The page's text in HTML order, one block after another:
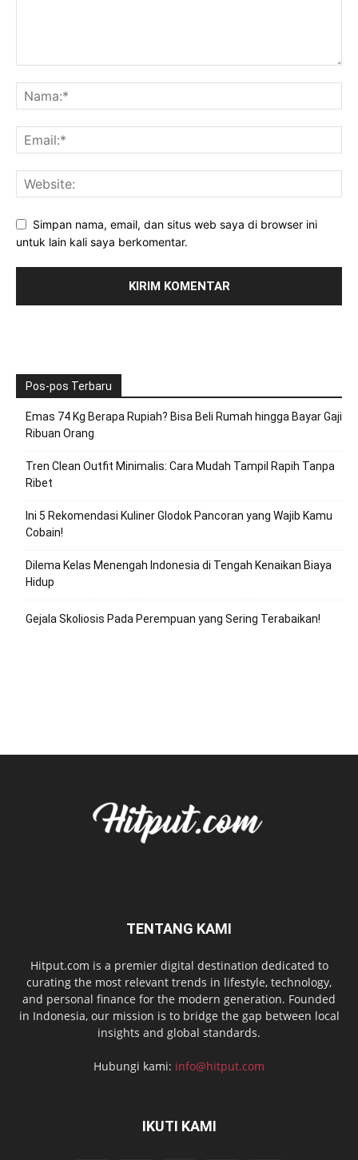
Simpan nama, email, dan situs web saya di browser ini
untuk lain kali saya berkomentar.
Pos-pos Terbaru
Emas 74 Kg Berapa Rupiah? Bisa Beli Rumah hingga Bayar Gaji
Ribuan Orang
Tren Clean Outfit Minimalis: Cara Mudah Tampil Rapih Tanpa
Ribet
Ini 5 Rekomendasi Kuliner Glodok Pancoran yang Wajib Kamu
Cobain!
Dilema Kelas Menengah Indonesia di Tengah Kenaikan Biaya
Hidup
Gejala Skoliosis Pada Perempuan yang Sering Terabaikan!
TENTANG KAMI
Hitput.com is a premier digital destination dedicated to
curating the most relevant trends in lifestyle, technology,
and personal finance for the modern generation. Founded
in Indonesia, our mission is to bridge the gap between local
insights and global standards.
Hubungi kami: info@hitput.com
IKUTI KAMI